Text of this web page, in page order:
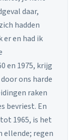
daar,
hadden
er en had ik
en 1975, krijg
ons harde
raken
bevriest. En
1965, is het
ellende; regen